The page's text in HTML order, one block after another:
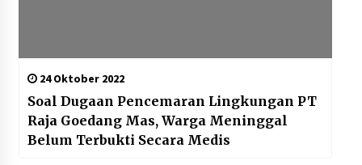
24 Oktober 2022
Soal Dugaan Pencemaran Lingkungan PT
Raja Goedang Mas, Warga Meninggal
Belum Terbukti Secara Medis